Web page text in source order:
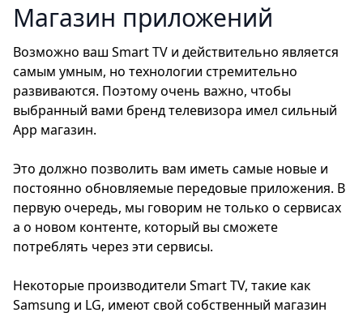
Магазин приложений
Возможно ваш Smart TV и действительно является
самым умным, но технологии стремительно
развиваются. Поэтому очень важно, чтобы
выбранный вами бренд телевизора имел сильный
App магазин.
Это должно позволить вам иметь самые новые и
постоянно обновляемые передовые приложения. В
первую очередь, мы говорим не только о сервисах
а о новом контенте, который вы сможете
потреблять через эти сервисы.
Некоторые производители Smart TV, такие как
Samsung и LG, имеют свой собственный магазин